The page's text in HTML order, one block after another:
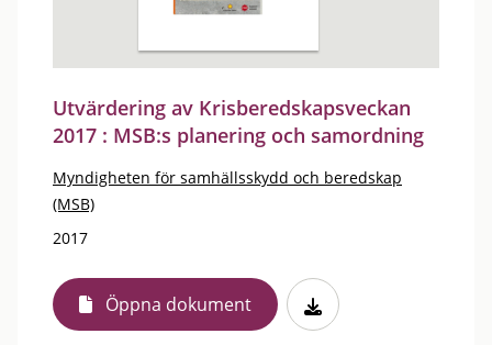
Utvärdering av Krisberedskapsveckan
2017 : MSB:s planering och samordning
Myndigheten för samhällsskydd och beredskap
(MSB)
2017
Öppna dokument